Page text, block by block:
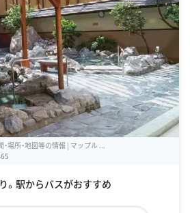
場所・地図等の情報 | マップル ...
。駅からバスがおすすめ